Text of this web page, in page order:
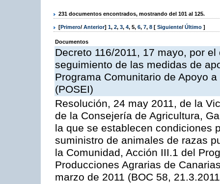
231 documentos encontrados, mostrando del 101 al 125.
[Primero/ Anterior] 1, 2, 3, 4, 5, 6, 7, 8 [ Siguiente/ Último ]
Documentos
Decreto 116/2011, 17 mayo, por
seguimiento de las medidas de
Programa Comunitario de Apoyo
(POSEI)
Resolución, 24 may 2011, de la
de la Consejería de Agricultura,
la que se establecen condiciones
suministro de animales de razas
la Comunidad, Acción III.1 del
Producciones Agrarias de
marzo de 2011 (BOC 58,